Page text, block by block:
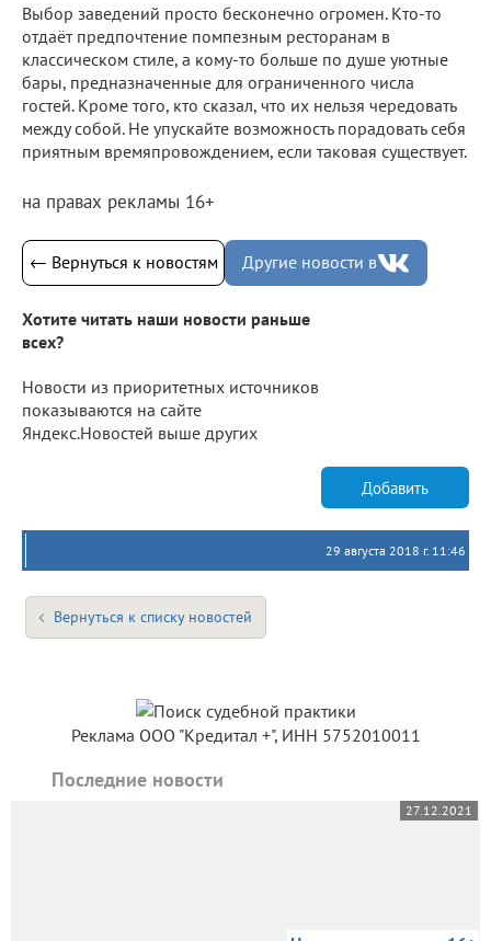
Выбор заведений просто бесконечно огромен. Кто-то
отдаёт предпочтение помпезным ресторанам в
классическом стиле, а кому-то больше по душе уютные
бары, предназначенные для ограниченного числа
гостей. Кроме того, кто сказал, что их нельзя чередовать
между собой. Не упускайте возможность порадовать себя
приятным времяпровождением, если таковая существует.
на правах рекламы 16+
← Вернуться к новостям Другие новости в
Хотите читать наши новости раньше
всех?
Новости из приоритетных источников
показываются на сайте
Яндекс.Новостей выше других
Добавить
29 августа 2018 г. 11:46
Вернуться к списку новостей
Реклама ООО "Кредитал +", ИНН 5752010011
Последние новости
27.12.2021